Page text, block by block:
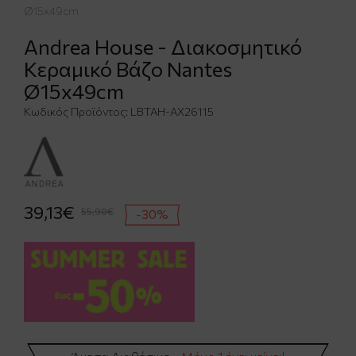
Ø15x49cm
Andrea House - Διακοσμητικό
Κεραμικό Βάζο Nantes
Ø15x49cm
Κωδικός Προϊόντος: LBTAH-AX26115
39,13€ 55,90€ -30%